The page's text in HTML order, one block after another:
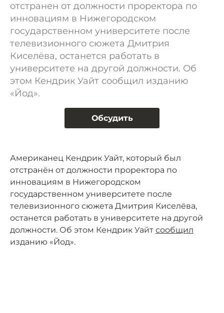
отстранен от должности проректора по
инновациям в Нижегородском
государственном университете после
телевизионного сюжета Дмитрия
Киселёва, останется работать в
университете на другой должности. Об
этом Кендрик Уайт сообщил изданию
«Йод».
Обсудить
Американец Кендрик Уайт, который был
отстранён от должности проректора по
инновациям в Нижегородском
государственном университете после
телевизионного сюжета Дмитрия Киселёва,
останется работать в университете на другой
должности. Об этом Кендрик Уайт сообщил
изданию «Йод».